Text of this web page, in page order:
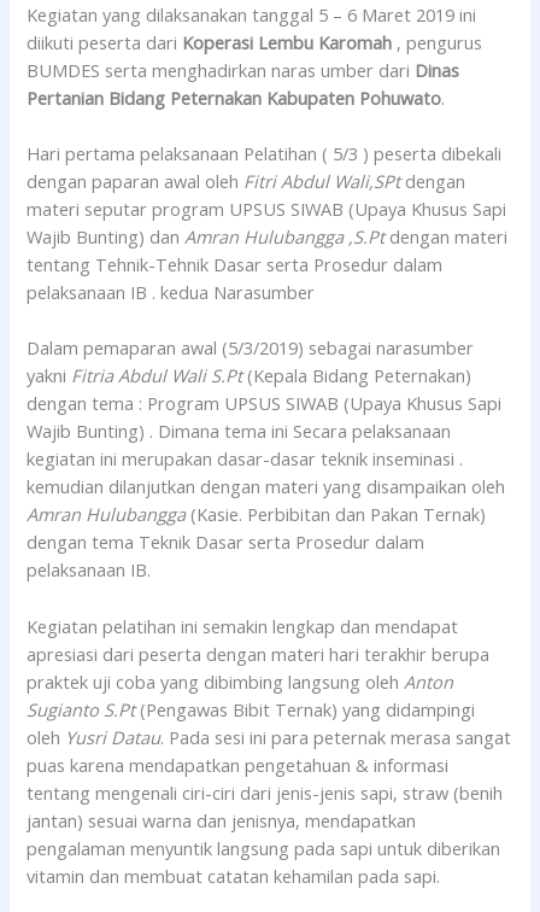
Kegiatan yang dilaksanakan tanggal 5 – 6 Maret 2019 ini
diikuti peserta dari Koperasi Lembu Karomah , pengurus
BUMDES serta menghadirkan naras umber dari Dinas
Pertanian Bidang Peternakan Kabupaten Pohuwato.
Hari pertama pelaksanaan Pelatihan ( 5/3 ) peserta dibekali
dengan paparan awal oleh Fitri Abdul Wali,SPtdengan
materi seputar program UPSUS SIWAB (Upaya Khusus Sapi
Wajib Bunting) dan Amran Hulubangga ,S.Ptdengan materi
tentang Tehnik-Tehnik Dasar serta Prosedur dalam
pelaksanaan IB . kedua Narasumber
Dalam pemaparan awal (5/3/2019) sebagai narasumber
yakni Fitria Abdul Wali S.Pt(Kepala Bidang Peternakan)
dengan tema : Program UPSUS SIWAB (Upaya Khusus Sapi
Wajib Bunting) . Dimana tema ini Secara pelaksanaan
kegiatan ini merupakan dasar-dasar teknik inseminasi .
kemudian dilanjutkan dengan materi yang disampaikan oleh
Amran Hulubangga(Kasie. Perbibitan dan Pakan Ternak)
dengan tema Teknik Dasar serta Prosedur dalam
pelaksanaan IB.
Kegiatan pelatihan ini semakin lengkap dan mendapat
apresiasi dari peserta dengan materi hari terakhir berupa
praktek uji coba yang dibimbing langsung oleh Anton
Sugianto S.Pt(Pengawas Bibit Ternak) yang didampingi
oleh Yusri Datau. Pada sesi ini para peternak merasa sangat
puas karena mendapatkan pengetahuan & informasi
tentang mengenali ciri-ciri dari jenis-jenis sapi, straw (benih
jantan) sesuai warna dan jenisnya, mendapatkan
pengalaman menyuntik langsung pada sapi untuk diberikan
vitamin dan membuat catatan kehamilan pada sapi.